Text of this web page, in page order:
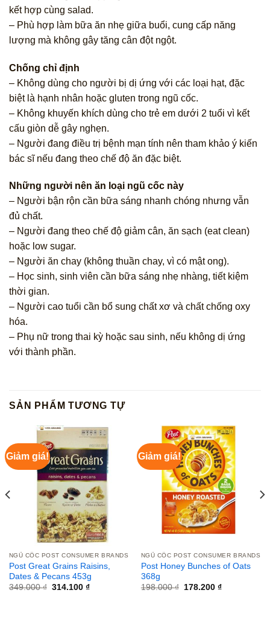
kết hợp cùng salad.
– Phù hợp làm bữa ăn nhẹ giữa buổi, cung cấp năng
lượng mà không gây tăng cân đột ngột.
Chống chỉ định
– Không dùng cho người bị dị ứng với các loại hạt, đặc
biệt là hạnh nhân hoặc gluten trong ngũ cốc.
– Không khuyến khích dùng cho trẻ em dưới 2 tuổi vì kết
cấu giòn dễ gây nghẹn.
– Người đang điều trị bệnh mạn tính nên tham khảo ý kiến
bác sĩ nếu đang theo chế độ ăn đặc biệt.
Những người nên ăn loại ngũ cốc này
– Người bận rộn cần bữa sáng nhanh chóng nhưng vẫn
đủ chất.
– Người đang theo chế độ giảm cân, ăn sạch (eat clean)
hoặc low sugar.
– Người ăn chay (không thuần chay, vì có mật ong).
– Học sinh, sinh viên cần bữa sáng nhẹ nhàng, tiết kiệm
thời gian.
– Người cao tuổi cần bổ sung chất xơ và chất chống oxy
hóa.
– Phụ nữ trong thai kỳ hoặc sau sinh, nếu không dị ứng
với thành phần.
SẢN PHẨM TƯƠNG TỰ
Giảm giá!
NGŨ CỐC POST CONSUMER BRANDS
Post Great Grains Raisins,
Dates & Pecans 453g
349.000₫ Giá
314.100 ₫Giá
Giảm giá!
NGŨ CỐC POST CONSUMER BRANDS
Post Honey Bunches of Oats
368g
198.000₫
Giá
178.200 ₫Giá